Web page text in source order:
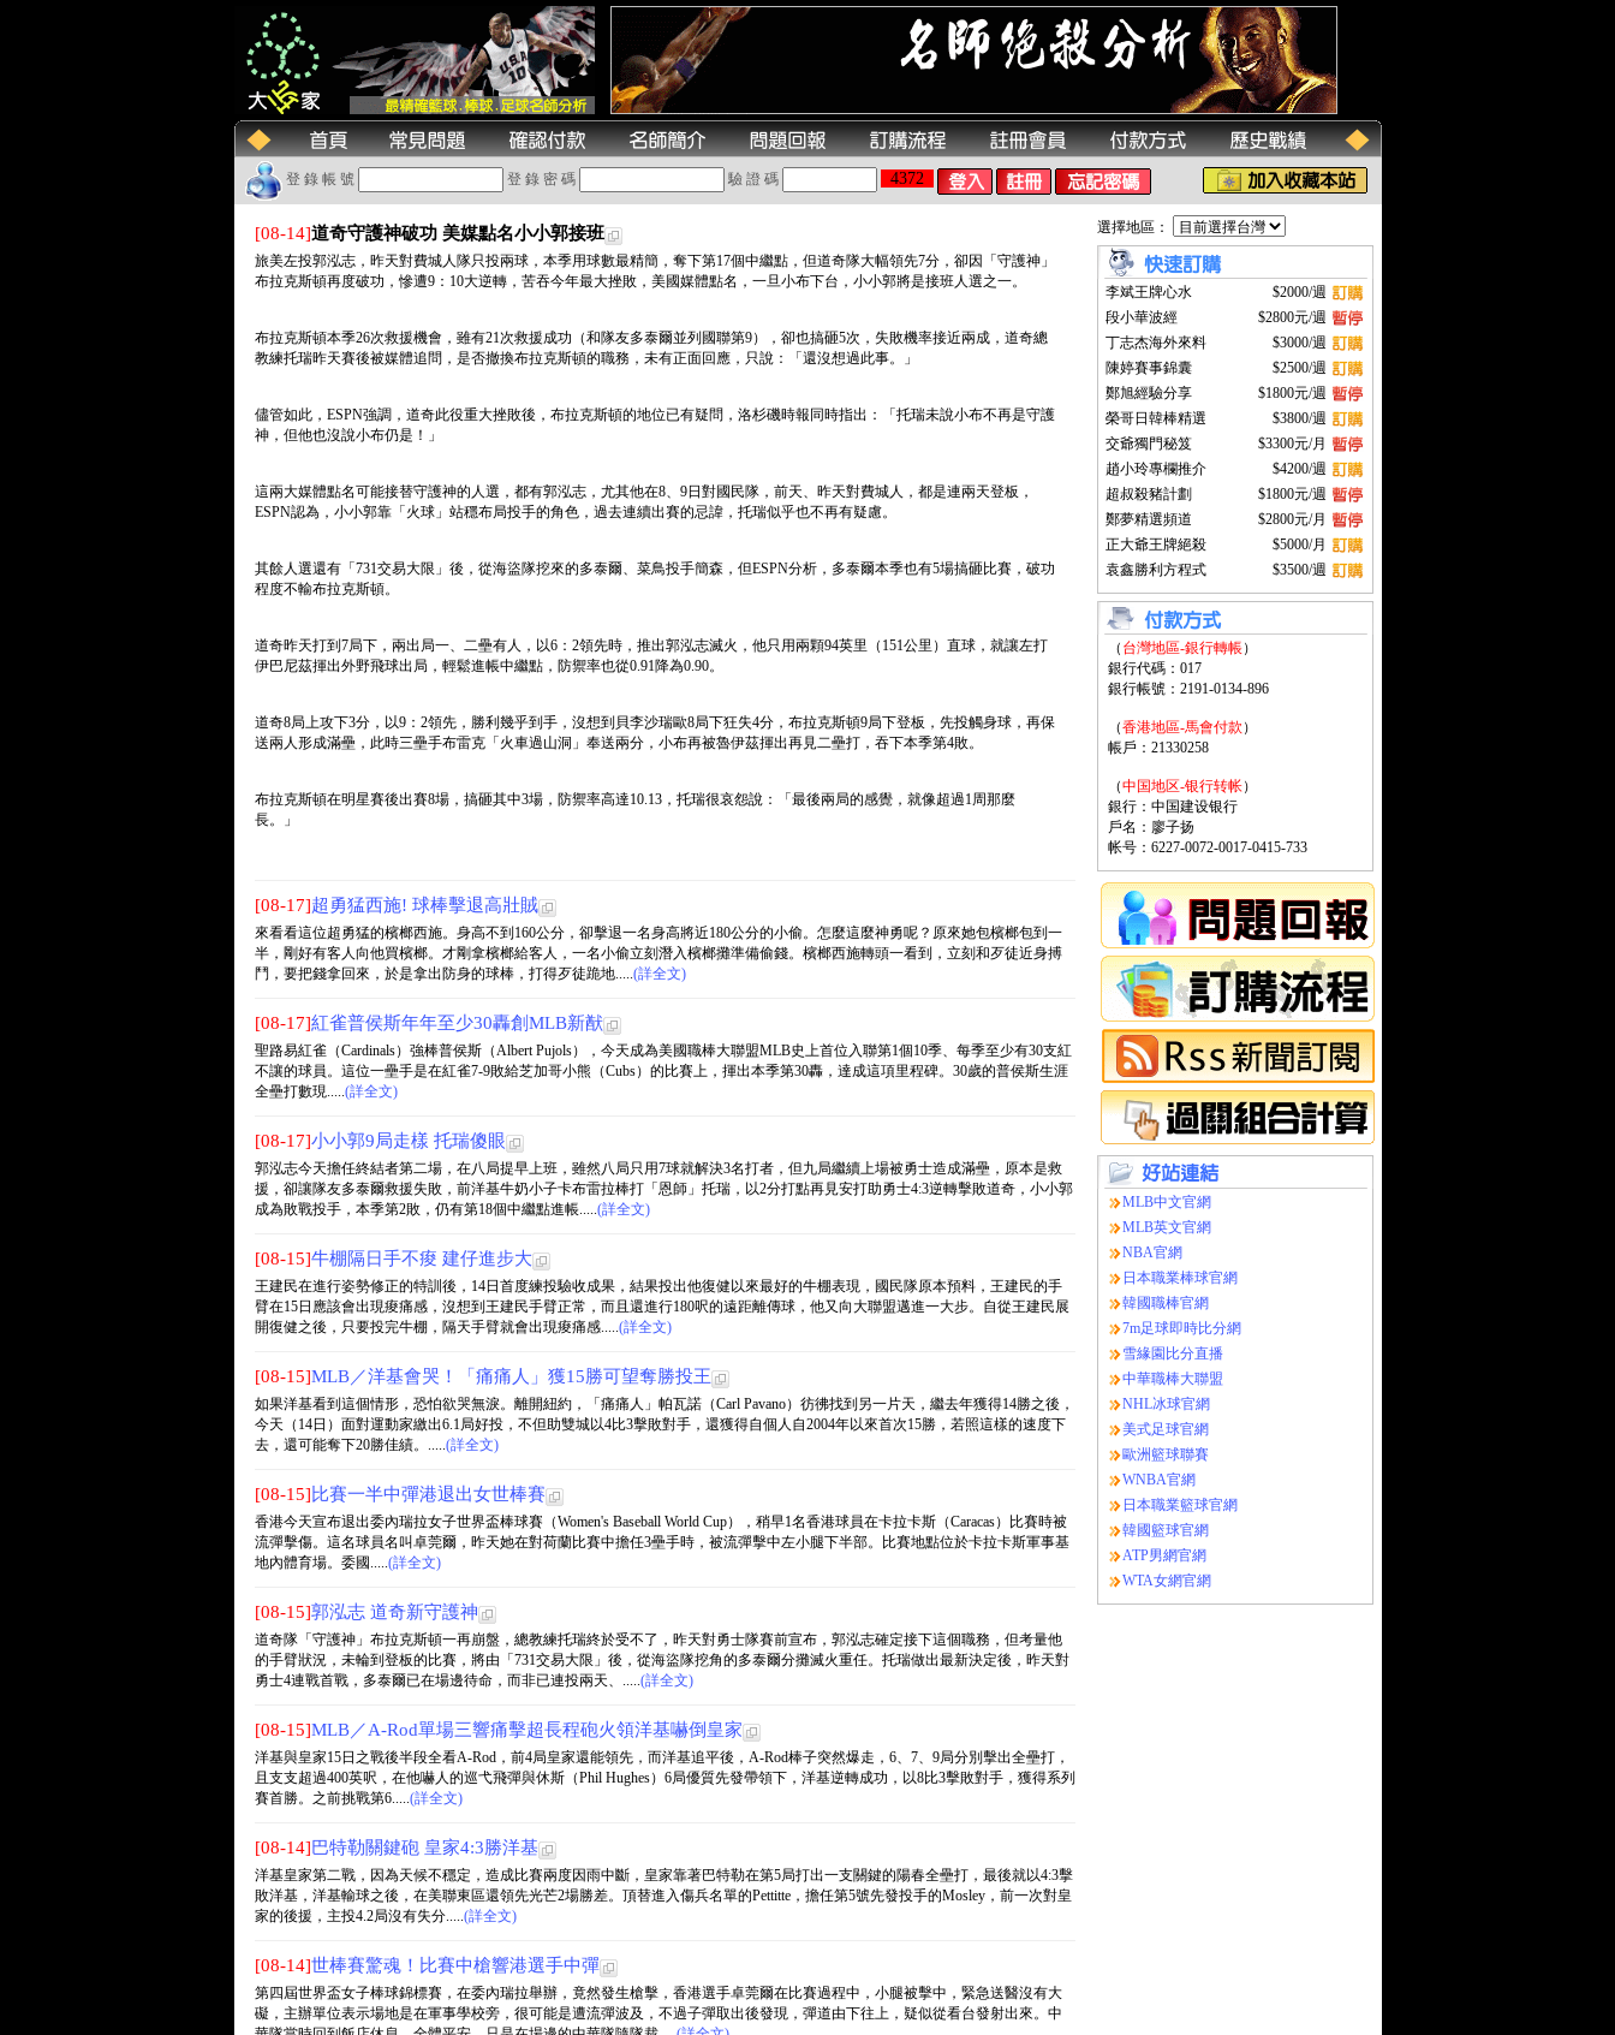
登 錄 帳 號 登 錄 密 碼 驗 證 碼 4372
[08-14]道奇守護神破功 美媒點名小小郭接班
旅美左投郭泓志，昨天對費城人隊只投兩球，本季用球數最精簡，奪下第17個中繼點，但道奇隊大幅領先7分，卻因「守護神」
布拉克斯頓再度破功，慘遭9：10大逆轉，苦吞今年最大挫敗，美國媒體點名，一旦小布下台，小小郭將是接班人選之一。
布拉克斯頓本季26次救援機會，雖有21次救援成功（和隊友多泰爾並列國聯第9），卻也搞砸5次，失敗機率接近兩成，道奇總
教練托瑞昨天賽後被媒體追問，是否撤換布拉克斯頓的職務，未有正面回應，只說：「還沒想過此事。」
儘管如此，ESPN強調，道奇此役重大挫敗後，布拉克斯頓的地位已有疑問，洛杉磯時報同時指出：「托瑞未說小布不再是守護
神，但他也沒說小布仍是！」
這兩大媒體點名可能接替守護神的人選，都有郭泓志，尤其他在8、9日對國民隊，前天、昨天對費城人，都是連兩天登板，
ESPN認為，小小郭靠「火球」站穩布局投手的角色，過去連續出賽的忌諱，托瑞似乎也不再有疑慮。
其餘人選還有「731交易大限」後，從海盜隊挖來的多泰爾、菜鳥投手簡森，但ESPN分析，多泰爾本季也有5場搞砸比賽，破功
程度不輸布拉克斯頓。
道奇昨天打到7局下，兩出局一、二壘有人，以6：2領先時，推出郭泓志滅火，他只用兩顆94英里（151公里）直球，就讓左打
伊巴尼茲揮出外野飛球出局，輕鬆進帳中繼點，防禦率也從0.91降為0.90。
道奇8局上攻下3分，以9：2領先，勝利幾乎到手，沒想到貝李沙瑞歐8局下狂失4分，布拉克斯頓9局下登板，先投觸身球，再保
送兩人形成滿壘，此時三壘手布雷克「火車過山洞」奉送兩分，小布再被魯伊茲揮出再見二壘打，吞下本季第4敗。
布拉克斯頓在明星賽後出賽8場，搞砸其中3場，防禦率高達10.13，托瑞很哀怨說：「最後兩局的感覺，就像超過1周那麼
長。」
[08-17]超勇猛西施! 球棒擊退高壯賊
來看看這位超勇猛的檳榔西施。身高不到160公分，卻擊退一名身高將近180公分的小偷。怎麼這麼神勇呢？原來她包檳榔包到一
半，剛好有客人向他買檳榔。才剛拿檳榔給客人，一名小偷立刻潛入檳榔攤準備偷錢。檳榔西施轉頭一看到，立刻和歹徒近身搏
鬥，要把錢拿回來，於是拿出防身的球棒，打得歹徒跪地.....(詳全文)
[08-17]紅雀普侯斯年年至少30轟創MLB新猷
聖路易紅雀（Cardinals）強棒普侯斯（Albert Pujols），今天成為美國職棒大聯盟MLB史上首位入聯第1個10季、每季至少有30支紅
不讓的球員。這位一壘手是在紅雀7-9敗給芝加哥小熊（Cubs）的比賽上，揮出本季第30轟，達成這項里程碑。30歲的普侯斯生涯
全壘打數現.....(詳全文)
[08-17]小小郭9局走樣 托瑞傻眼
郭泓志今天擔任終結者第二場，在八局提早上班，雖然八局只用7球就解決3名打者，但九局繼續上場被勇士造成滿壘，原本是救
援，卻讓隊友多泰爾救援失敗，前洋基牛奶小子卡布雷拉棒打「恩師」托瑞，以2分打點再見安打助勇士4:3逆轉擊敗道奇，小小郭
成為敗戰投手，本季第2敗，仍有第18個中繼點進帳.....(詳全文)
[08-15]牛棚隔日手不痠 建仔進步大
王建民在進行姿勢修正的特訓後，14日首度練投驗收成果，結果投出他復健以來最好的牛棚表現，國民隊原本預料，王建民的手
臂在15日應該會出現痠痛感，沒想到王建民手臂正常，而且還進行180呎的遠距離傳球，他又向大聯盟邁進一大步。自從王建民展
開復健之後，只要投完牛棚，隔天手臂就會出現痠痛感.....(詳全文)
[08-15]MLB／洋基會哭！「痛痛人」獲15勝可望奪勝投王
如果洋基看到這個情形，恐怕欲哭無淚。離開紐約，「痛痛人」帕瓦諾（Carl Pavano）彷彿找到另一片天，繼去年獲得14勝之後，
今天（14日）面對運動家繳出6.1局好投，不但助雙城以4比3擊敗對手，還獲得自個人自2004年以來首次15勝，若照這樣的速度下
去，還可能奪下20勝佳績。.....(詳全文)
[08-15]比賽一半中彈港退出女世棒賽
香港今天宣布退出委內瑞拉女子世界盃棒球賽（Women's Baseball World Cup），稍早1名香港球員在卡拉卡斯（Caracas）比賽時被
流彈擊傷。這名球員名叫卓莞爾，昨天她在對荷蘭比賽中擔任3壘手時，被流彈擊中左小腿下半部。比賽地點位於卡拉卡斯軍事基
地內體育場。委國.....(詳全文)
[08-15]郭泓志 道奇新守護神
道奇隊「守護神」布拉克斯頓一再崩盤，總教練托瑞終於受不了，昨天對勇士隊賽前宣布，郭泓志確定接下這個職務，但考量他
的手臂狀況，未輪到登板的比賽，將由「731交易大限」後，從海盜隊挖角的多泰爾分攤滅火重任。托瑞做出最新決定後，昨天對
勇士4連戰首戰，多泰爾已在場邊待命，而非已連投兩天、.....(詳全文)
[08-15]MLB／A-Rod單場三響痛擊超長程砲火領洋基嚇倒皇家
洋基與皇家15日之戰後半段全看A-Rod，前4局皇家還能領先，而洋基追平後，A-Rod棒子突然爆走，6、7、9局分別擊出全壘打，
且支支超過400英呎，在他嚇人的巡弋飛彈與休斯（Phil Hughes）6局優質先發帶領下，洋基逆轉成功，以8比3擊敗對手，獲得系列
賽首勝。之前挑戰第6.....(詳全文)
[08-14]巴特勒關鍵砲 皇家4:3勝洋基
洋基皇家第二戰，因為天候不穩定，造成比賽兩度因雨中斷，皇家靠著巴特勒在第5局打出一支關鍵的陽春全壘打，最後就以4:3擊
敗洋基，洋基輸球之後，在美聯東區還領先光芒2場勝差。頂替進入傷兵名單的Pettitte，擔任第5號先發投手的Mosley，前一次對皇
家的後援，主投4.2局沒有失分.....(詳全文)
[08-14]世棒賽驚魂！比賽中槍響港選手中彈
第四屆世界盃女子棒球錦標賽，在委內瑞拉舉辦，竟然發生槍擊，香港選手卓莞爾在比賽過程中，小腿被擊中，緊急送醫沒有大
礙，主辦單位表示場地是在軍事學校旁，很可能是遭流彈波及，不過子彈取出後發現，彈道由下往上，疑似從看台發射出來。中
選擇地區：
李斌王牌心水
$2000/週
段小華波經
$2800元/週
丁志杰海外來料
$3000/週
陳婷賽事錦囊
$2500/週
鄭旭經驗分享
$1800元/週
榮哥日韓棒精選
$3800/週
交爺獨門秘笈
$3300元/月
趙小玲專欄推介
$4200/週
超叔殺豬計劃
$1800元/週
鄭夢精選頻道
$2800元/月
正大爺王牌絕殺
$5000/月
袁鑫勝利方程式
$3500/週
（ 台灣地區-銀行轉帳）
銀行代碼：017
銀行帳號：2191-0134-896
（香港地區-馬會付款 ）
帳戶：21330258
（中国地区-银行转帐）
銀行：中国建设银行
戶名：廖子扬
帐号：6227-0072-0017-0415-733
MLB中文官網
MLB英文官網
NBA官網
日本職業棒球官網
韓國職棒官網
7m足球即時比分網
雪緣園比分直播
中華職棒大聯盟
NHL冰球官網
美式足球官網
歐洲籃球聯賽
WNBA官網
日本職業籃球官網
韓國籃球官網
ATP男網官網
WTA女網官網